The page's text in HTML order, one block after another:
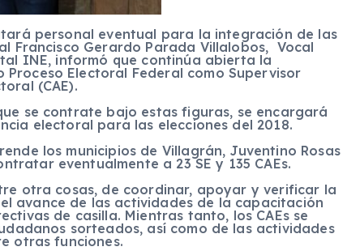
personal eventual para la integración de las
Francisco Gerardo Parada Villalobos, Vocal
INE, informó que continúa abierta la
Electoral Federal como Supervisor
(CAE).
se contrate bajo estas figuras, se encargará
electoral para las elecciones del 2018.
los municipios de Villagrán, Juventino Rosas
eventualmente a 23 SE y 135 CAEs.
otra cosas, de coordinar, apoyar y verificar la
avance de las actividades de la capacitación
de casilla. Mientras tanto, los CAEs se
sorteados, así como de las actividades
otras funciones.